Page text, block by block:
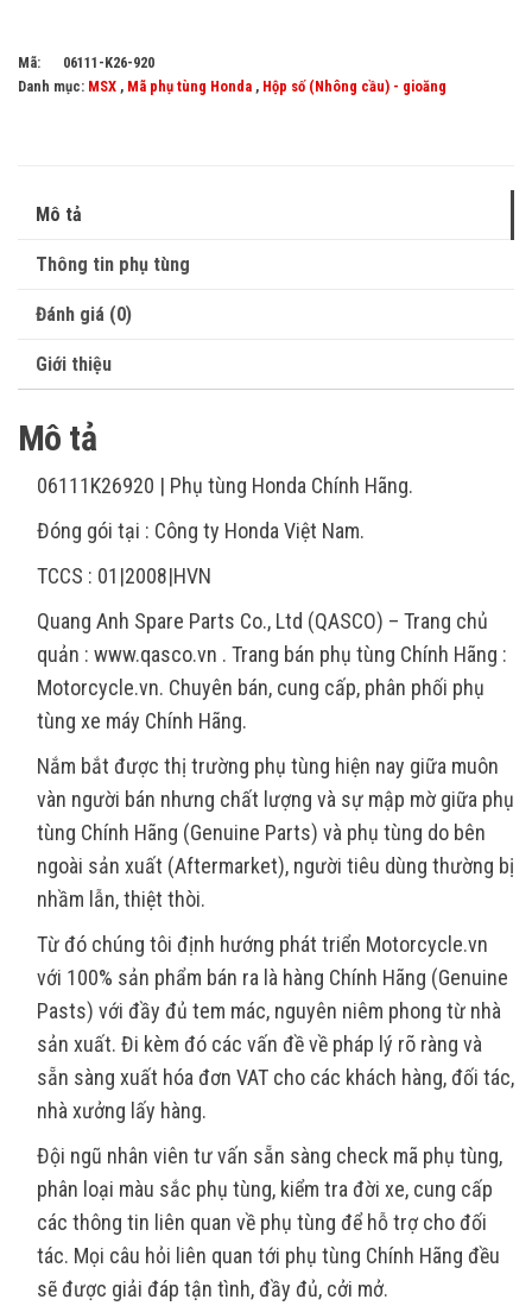
Mã:
06111-K26-920
Danh mục: MSX , Mã phụ tùng Honda , Hộp số (Nhông cầu) - gioăng
Mô tả
Thông tin phụ tùng
Đánh giá (0)
Giới thiệu
Mô tả
06111K26920 | Phụ tùng Honda Chính Hãng.
Đóng gói tại : Công ty Honda Việt Nam.
TCCS : 01|2008|HVN
Quang Anh Spare Parts Co., Ltd (QASCO) – Trang chủ
quản : www.qasco.vn . Trang bán phụ tùng Chính Hãng :
Motorcycle.vn. Chuyên bán, cung cấp, phân phối phụ
tùng xe máy Chính Hãng.
Nắm bắt được thị trường phụ tùng hiện nay giữa muôn
vàn người bán nhưng chất lượng và sự mập mờ giữa phụ
tùng Chính Hãng (Genuine Parts) và phụ tùng do bên
ngoài sản xuất (Aftermarket), người tiêu dùng thường bị
nhầm lẫn, thiệt thòi.
Từ đó chúng tôi định hướng phát triển Motorcycle.vn
với 100% sản phẩm bán ra là hàng Chính Hãng (Genuine
Pasts) với đầy đủ tem mác, nguyên niêm phong từ nhà
sản xuất. Đi kèm đó các vấn đề về pháp lý rõ ràng và
sẵn sàng xuất hóa đơn VAT cho các khách hàng, đối tác,
nhà xưởng lấy hàng.
Đội ngũ nhân viên tư vấn sẵn sàng check mã phụ tùng,
phân loại màu sắc phụ tùng, kiểm tra đời xe, cung cấp
các thông tin liên quan về phụ tùng để hỗ trợ cho đối
tác. Mọi câu hỏi liên quan tới phụ tùng Chính Hãng đều
sẽ được giải đáp tận tình, đầy đủ, cởi mở.